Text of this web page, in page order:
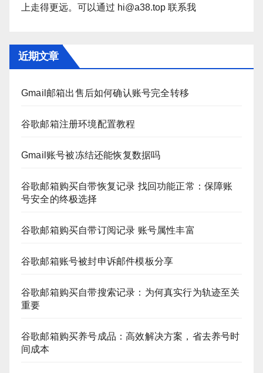
上走得更远。可以通过 hi@a38.top 联系我
近期文章
Gmail邮箱出售后如何确认账号完全转移
谷歌邮箱注册环境配置教程
Gmail账号被冻结还能恢复数据吗
谷歌邮箱购买自带恢复记录 找回功能正常：保障账
号安全的终极选择
谷歌邮箱购买自带订阅记录 账号属性丰富
谷歌邮箱账号被封申诉邮件模板分享
谷歌邮箱购买自带搜索记录：为何真实行为轨迹至关
重要
谷歌邮箱购买养号成品：高效解决方案，省去养号时
间成本